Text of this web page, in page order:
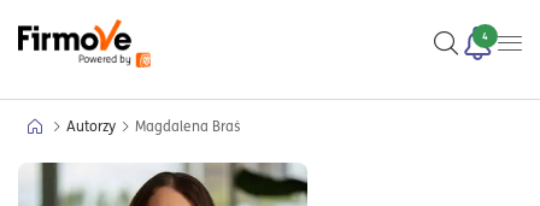
4
Autorzy Magdalena Braś